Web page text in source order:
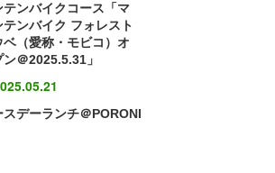
テンバイクコース「マ
テンバイク フォレスト
ベ（愛称・モビコ）オ
ン＠2025.5.31」
スデーランチ＠PORONI